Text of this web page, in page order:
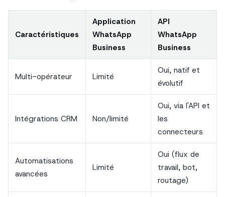
Caractéristiques
Application
WhatsApp
Business
API
WhatsApp
Business
Multi-opérateur Limité
Oui, natif et
évolutif
Intégrations CRM Non/limité
Oui, via l'API et
les
connecteurs
Automatisations
avancées
Limité
Oui (flux de
travail, bot,
routage)